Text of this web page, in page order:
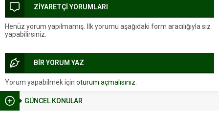
GÜNCEL KONULAR
ZİYARETÇİ YORUMLARI
Henüz yorum yapılmamış. İlk yorumu aşağıdaki form aracılığıyla siz
yapabilirsiniz.
BİR YORUM YAZ
Yorum yapabilmek için oturum açmalısınız